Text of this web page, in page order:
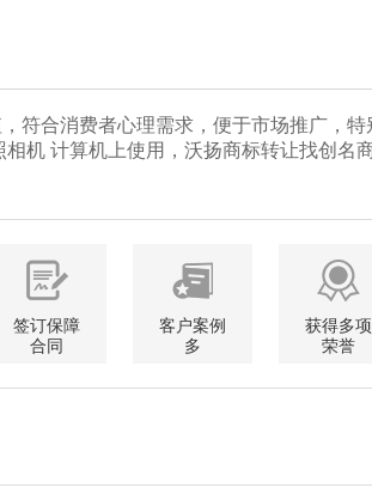
符合消费者心理需求，便于市场推广，
机 计算机上使用，沃扬商标转让找创名
签订保障
合同
客户案例
多
获得多项
荣誉